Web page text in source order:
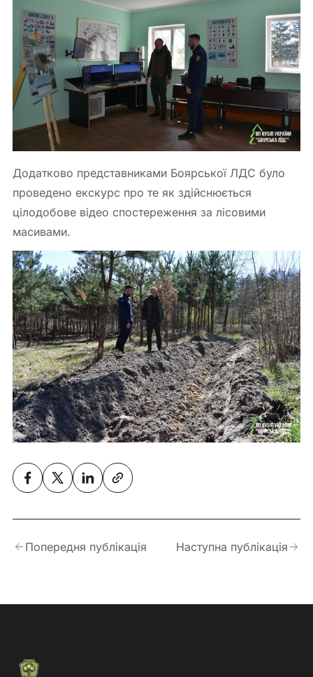
Додатково представниками Боярської ЛДС було
проведено екскурс про те як здійснюється
цілодобове відео спостереження за лісовими
масивами.
Попередня публікація Наступна публікація